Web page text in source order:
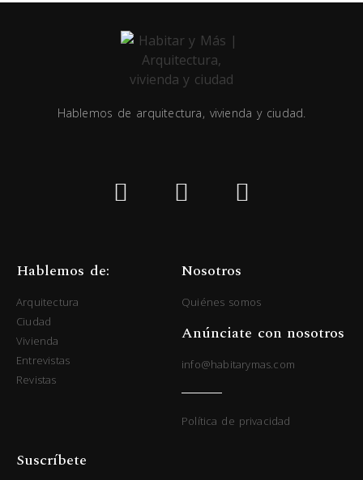
Hablemos de arquitectura, vivienda y ciudad.
Hablemos de:
Arquitectura
Ciudad
Vivienda
Entrevistas
Revistas
Nosotros
Quiénes somos
Anúnciate con nosotros
info@habitarymas.com
Política de privacidad
Suscríbete